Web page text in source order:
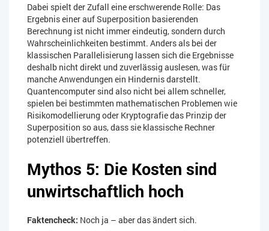
Dabei spielt der Zufall eine erschwerende Rolle: Das
Ergebnis einer auf Superposition basierenden
Berechnung ist nicht immer eindeutig, sondern durch
Wahrscheinlichkeiten bestimmt. Anders als bei der
klassischen Parallelisierung lassen sich die Ergebnisse
deshalb nicht direkt und zuverlässig auslesen, was für
manche Anwendungen ein Hindernis darstellt.
Quantencomputer sind also nicht bei allem schneller,
spielen bei bestimmten mathematischen Problemen wie
Risikomodellierung oder Kryptografie das Prinzip der
Superposition so aus, dass sie klassische Rechner
potenziell übertreffen.
Mythos 5: Die Kosten sind
unwirtschaftlich hoch
Faktencheck: Noch ja – aber das ändert sich.